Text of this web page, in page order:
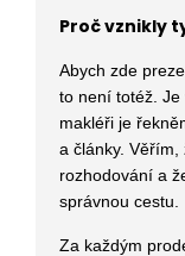
Proč vznikly
Abych zde
to není totéž.
makléři je
a články.
rozhodování a
správnou cestu.
Za každým